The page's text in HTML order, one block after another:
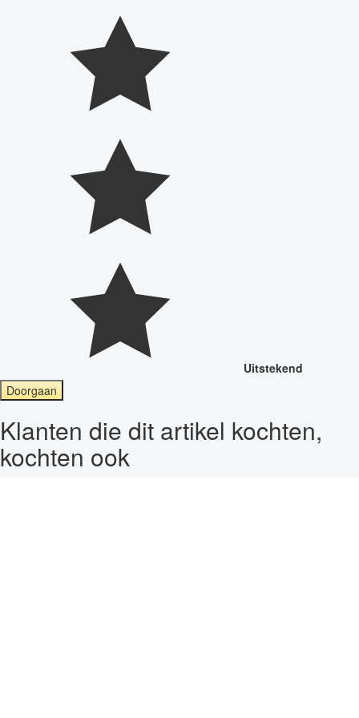
Uitstekend
Doorgaan
Klanten die dit artikel kochten,
kochten ook